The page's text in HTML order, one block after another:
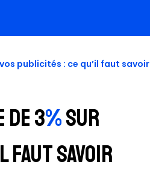
web
publicités : ce qu’il faut savoir
3%sur
faut savoir